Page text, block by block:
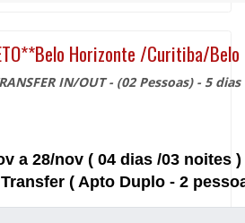
Horizonte /Curitiba/
IN/OUT - (02 Pessoas) - 5 dias
a 28/nov ( 04 dias /03 noites )
( Apto Duplo - 2